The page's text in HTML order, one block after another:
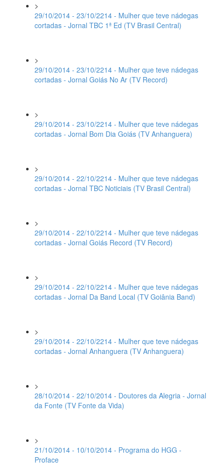
>
29/10/2014 - 23/10/2214 - Mulher que teve nádegas
cortadas - Jornal TBC 1ª Ed (TV Brasil Central)
>
29/10/2014 - 23/10/2214 - Mulher que teve nádegas
cortadas - Jornal Goiás No Ar (TV Record)
>
29/10/2014 - 23/10/2214 - Mulher que teve nádegas
cortadas - Jornal Bom Dia Goiás (TV Anhanguera)
>
29/10/2014 - 22/10/2214 - Mulher que teve nádegas
cortadas - Jornal TBC Noticiais (TV Brasil Central)
>
29/10/2014 - 22/10/2214 - Mulher que teve nádegas
cortadas - Jornal Goiás Record (TV Record)
>
29/10/2014 - 22/10/2214 - Mulher que teve nádegas
cortadas - Jornal Da Band Local (TV Goiânia Band)
>
29/10/2014 - 22/10/2214 - Mulher que teve nádegas
cortadas - Jornal Anhanguera (TV Anhanguera)
>
28/10/2014 - 22/10/2014 - Doutores da Alegria - Jornal
da Fonte (TV Fonte da Vida)
>
21/10/2014 - 10/10/2014 - Programa do HGG -
Proface